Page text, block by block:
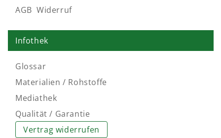
AGB ,Widerruf
Infothek
Glossar
Materialien / Rohstoffe
Mediathek
Qualität / Garantie
Vertrag widerrufen